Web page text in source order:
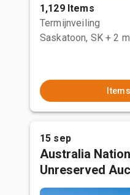
1,129 Items
Termijnveiling
Saskatoon, SK + 2
15 sep
Australia
Unreserved